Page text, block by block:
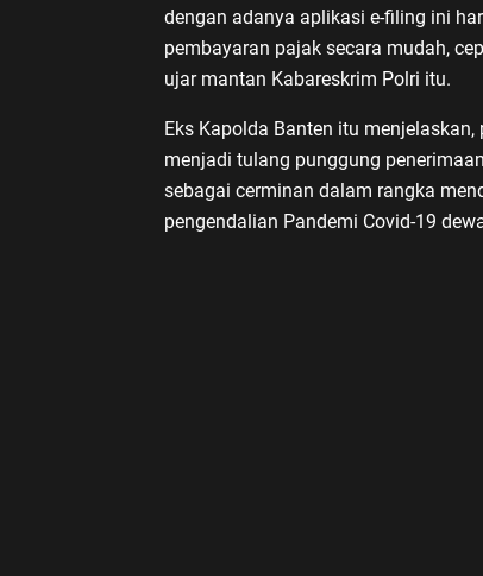
dengan adanya aplikasi e-filing ini
pembayaran pajak secara mudah,
ujar mantan Kabareskrim Polri itu.
Eks Kapolda Banten itu
menjadi tulang punggung
sebagai cerminan dalam rangka
pengendalian Pandemi Covid-19